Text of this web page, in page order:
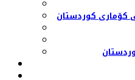
کۆماری کوردستان